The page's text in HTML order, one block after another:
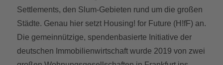
Settlements, den Slum-Gebieten rund um die großen
Städte. Genau hier setzt Housing! for Future (H!fF) an.
Die gemeinnützige, spendenbasierte Initiative der
deutschen Immobilienwirtschaft wurde 2019 von zwei